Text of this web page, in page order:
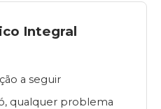
Integral
a seguir
qualquer problema